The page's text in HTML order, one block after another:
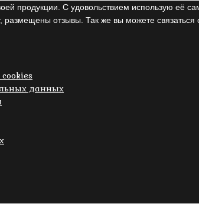
продукции. С удовольствием использую её
размещены отзывы. Так же вы можете
данных